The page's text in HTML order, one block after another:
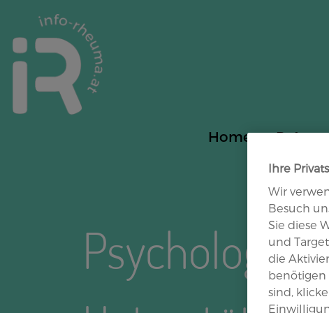
Site Logo
Home PsA
Ihre
Wir
Besuch
Sie diese
und
die
benötigen
sind,